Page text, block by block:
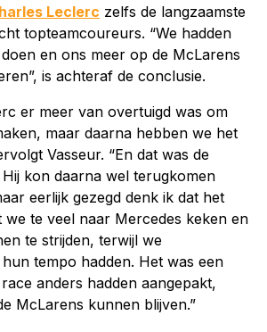
Leclerc zelfs de langzaamste
topteamcoureurs. “We hadden
en ons meer op de McLarens
is achteraf de conclusie.
er meer van overtuigd was om
maar daarna hebben we het
Vasseur. “En dat was de
kon daarna wel terugkomen
eerlijk gezegd denk ik dat het
we te veel naar Mercedes keken en
te strijden, terwijl we
tempo hadden. Het was een
anders hadden aangepakt,
McLarens kunnen blijven.”